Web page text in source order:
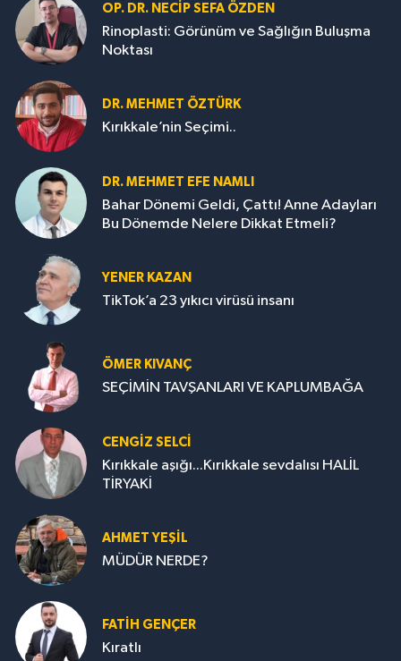
OP. DR. NECIP SEFA ÖZDEN
Rinoplasti: Görünüm ve Sağlığın Buluşma
Noktası
DR. MEHMET ÖZTÜRK
Kırıkkale’nin Seçimi..
DR. MEHMET EFE NAMLI
Bahar Dönemi Geldi, Çattı! Anne Adayları
Bu Dönemde Nelere Dikkat Etmeli?
YENER KAZAN
TikTok’a 23 yıkıcı virüsü insanı
ÖMER KIVANÇ
SEÇİMİN TAVŞANLARI VE KAPLUMBAĞA
CENGİZ SELCİ
Kırıkkale aşığı...Kırıkkale sevdalısı HALİL
TİRYAKİ
AHMET YEŞİL
MÜDÜR NERDE?
FATIH GENÇER
Kıratlı